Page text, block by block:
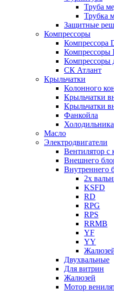
Труба
Трубка
Защитные
Компрессоры
Компрессора
Компрессоры
СК Атлант
Крыльчатки
Колонного
Крыльчатки
Крыльчатки
Фанкойла
Холодильника
Масло
Электродвигатели
Вентилятор с
Внешнего
Внутреннего
2х
KSFD
RD
RPG
RPS
RRMB
YF
YY
Двухвальные
Для витрин
Жалюзей
Мотор